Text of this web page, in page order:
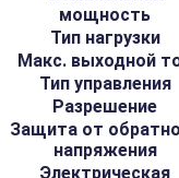
мощность
Тип нагрузки
Макс. выходной
Тип управления
Разрешение
Защита от
напряжения
Электрическая